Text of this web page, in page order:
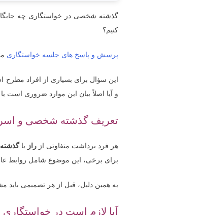
گذشته شخصی در خواستگاری چه
کنیم؟
پرسش و پاسخ های جلسه خواستگاری
این سؤال برای بسیاری از افراد
و آیا اصلاً بیان این موارد ضروری است
تعریف گذشته شخصی و
هر فرد برداشت متفاوتی از راز یا
برای برخی، این موضوع شامل روابط
به همین دلیل، قبل از هر تصمیمی
آیا لازم است در